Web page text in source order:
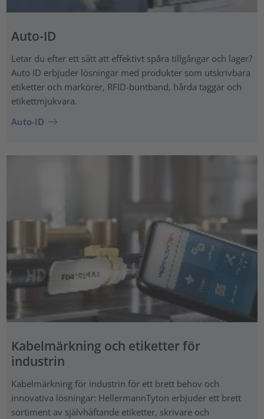
Auto-ID
Letar du efter ett sätt att effektivt spåra tillgångar och lager?
Auto ID erbjuder lösningar med produkter som utskrivbara
etiketter och markörer, RFID-buntband, hårda taggar och
etikettmjukvara.
Auto-ID
Kabelmärkning och etiketter för
industrin
Kabelmärkning för industrin för ett brett behov och
innovativa lösningar: HellermannTyton erbjuder ett brett
sortiment av självhäftande etiketter, skrivare och